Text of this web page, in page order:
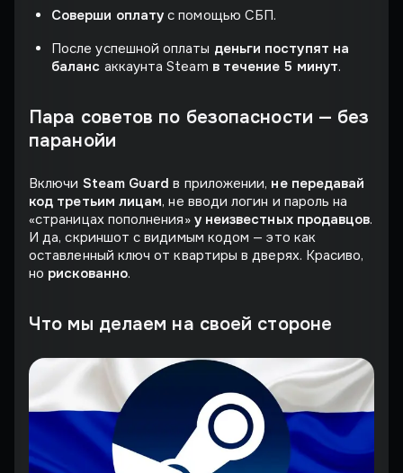
Соверши оплату с помощью СБП.
После успешной оплаты деньги поступят на
баланс аккаунта Steam в течение 5 минут.
Пара советов по безопасности — без
паранойи
Включи Steam Guard в приложении, не передавай
код третьим лицам, не вводи логин и пароль на
«страницах пополнения» у неизвестных продавцов.
И да, скриншот с видимым кодом — это как
оставленный ключ от квартиры в дверях. Красиво,
но рискованно.
Что мы делаем на своей стороне